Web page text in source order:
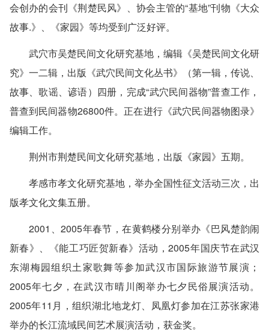
会创办的会刊《荆楚民风》、协会主管的“基地”刊物《大众
故事.》、《家园》等均受到广泛好评。
武穴市吴楚民间文化研究基地，编辑《吴楚民间文化研
究》一二辑，出版《武穴民间文化丛书》（第一辑，传说、
故事、歌谣、谚语）四册，完成“武穴民间器物”普查工作，
普查到民间器物26800件。正在进行《武穴民间器物图录》
编辑工作。
荆州市荆楚民间文化研究基地，出版《家园》五期。
孝感市孝文化研究基地，举办全国性征文活动三次，出
版孝文化文集五册。
2001、2005年春节，在黄鹤楼分别举办《巴风楚韵闹
新春》、《能工巧匠贺新春》活动，2005年国庆节在武汉
东湖梅园组织土家歌舞等参加武汉市国际旅游节展演；
2005年七夕，在武汉市晴川阁举办七夕民俗展演活动。
2005年11月，组织湖北地龙灯、凤凰灯参加在江苏张家港
举办的长江流域民间艺术展演活动，获金奖。